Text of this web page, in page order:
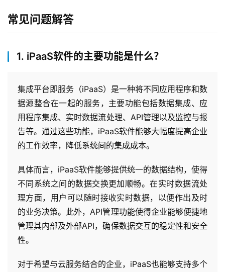
与
务
解
常见问题解答
1. iPaaS软件的主要功能是什么？
集成平台即服务（iPaaS）是一种将不同应用程序和数
据源整合在一起的服务，主要功能包括数据集成、应
用程序集成、实时数据流处理、API管理以及监控与报
告等。通过这些功能，iPaaS软件能够大幅度提高企业
的工作效率，降低系统间的集成成本。
具体而言，iPaaS软件能够提供统一的数据结构，使得
不同系统之间的数据交换更加顺畅。在实时数据流处
理方面，用户可以随时接收实时数据，以便作出及时
的业务决策。此外，API管理功能使得企业能够便捷地
管理其内部及外部API，确保数据交互的稳定性和安全
性。
对于希望与云服务结合的企业，iPaaS也能够支持多个